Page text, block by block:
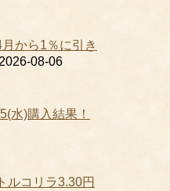
から1％に引き
2026-08-06
水)購入結果！
ルコリラ3.30円